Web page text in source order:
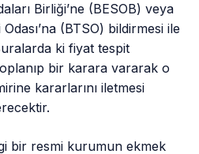
Birliği’ne (BESOB) veya
(BTSO) bildirmesi ile
ki fiyat tespit
bir karara vararak o
kararlarını iletmesi
bir resmi kurumun ekmek